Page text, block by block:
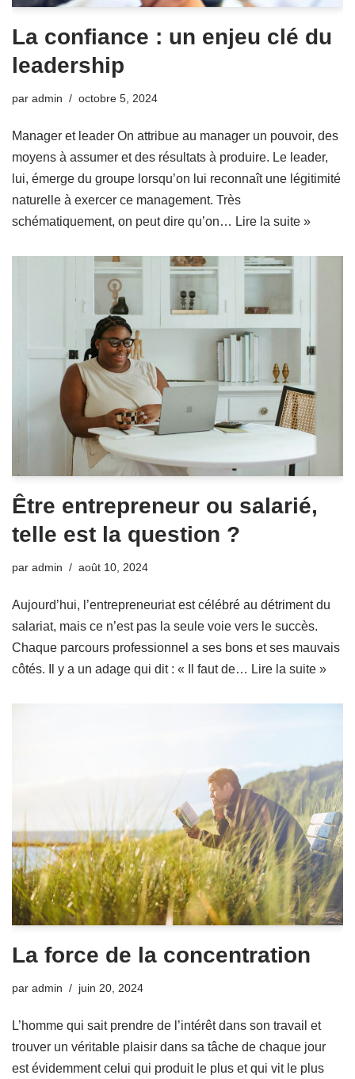
La confiance : un enjeu clé du
leadership
par admin octobre 5, 2024
Manager et leader On attribue au manager un pouvoir, des
moyens à assumer et des résultats à produire. Le leader,
lui, émerge du groupe lorsqu’on lui reconnaît une légitimité
naturelle à exercer ce management. Très
schématiquement, on peut dire qu’on… Lire la suite »
Être entrepreneur ou salarié,
telle est la question ?
par admin août 10, 2024
Aujourd’hui, l’entrepreneuriat est célébré au détriment du
salariat, mais ce n’est pas la seule voie vers le succès.
Chaque parcours professionnel a ses bons et ses mauvais
côtés. Il y a un adage qui dit : « Il faut de… Lire la suite »
La force de la concentration
par admin juin 20, 2024
L’homme qui sait prendre de l’intérêt dans son travail et
trouver un véritable plaisir dans sa tâche de chaque jour
est évidemment celui qui produit le plus et qui vit le plus